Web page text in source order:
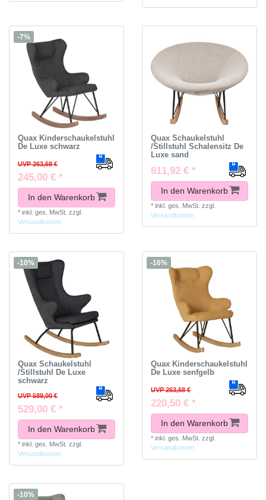
-7%
Quax Kinderschaukelstuhl
De Luxe schwarz
UVP 263,68 €
245,00 € *
In den Warenkorb
* inkl. ges. MwSt. zzgl.
Versandkosten
Quax Schaukelstuhl
/Stillstuhl Schalensitz De
Luxe sand
611,92 € *
In den Warenkorb
* inkl. ges. MwSt. zzgl.
Versandkosten
-10%
Quax Schaukelstuhl
/Stillstuhl De Luxe
schwarz
UVP 589,00 €
529,00 € *
In den Warenkorb
* inkl. ges. MwSt. zzgl.
Versandkosten
-16%
Quax Kinderschaukelstuhl
De Luxe senfgelb
UVP 263,68 €
220,50 € *
In den Warenkorb
* inkl. ges. MwSt. zzgl.
Versandkosten
-10%